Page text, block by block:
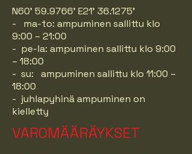
N60' 59.9766' E21' 36.1275'
- ma-to: ampuminen sallittu klo
9:00 – 21:00
- pe-la: ampuminen sallittu klo 9:00
– 18:00
- su: ampuminen sallittu klo 11:00 –
18:00
- juhlapyhinä ampuminen on
kielletty
VAROMÄÄRÄYKSET